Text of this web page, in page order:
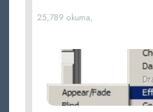
25,789 okuma,